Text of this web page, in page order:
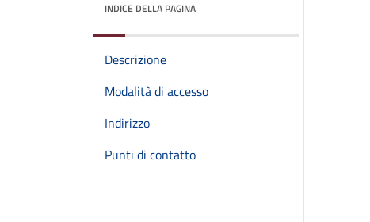
INDICE DELLA PAGINA
Descrizione
Modalità di accesso
Indirizzo
Punti di contatto